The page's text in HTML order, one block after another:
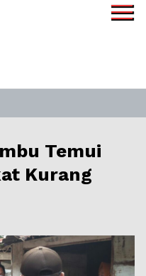
Temui
Kurang